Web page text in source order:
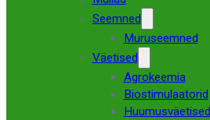
Seemned
Muruseemned
Väetised
Agrokeemia
Biostimulaatorid
Huumusväetised